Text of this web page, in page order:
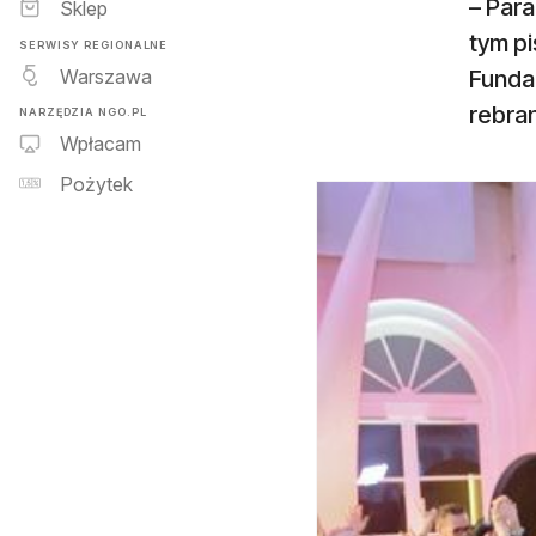
Sklep
SERWISY REGIONALNE
Warszawa
NARZĘDZIA NGO.PL
Wpłacam
Pożytek
–
tym